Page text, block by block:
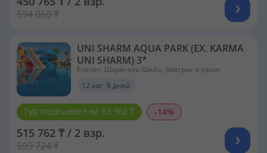
594 050 ₸
UNI SHARM AQUA PARK (EX. KARMA
UNI SHARM) 3*
Египет, Шарм-эль-Шейх, Завтрак и ужин
12 авг, 8 дней
Тур подешевел на 83 962 ₸ -14%
515 762 ₸ / 2 взр.
599 724 ₸